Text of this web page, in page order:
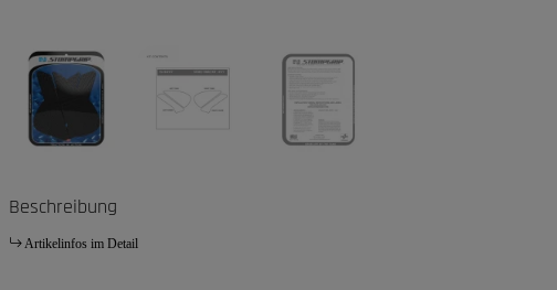
Beschreibung
Artikelinfos im Detail